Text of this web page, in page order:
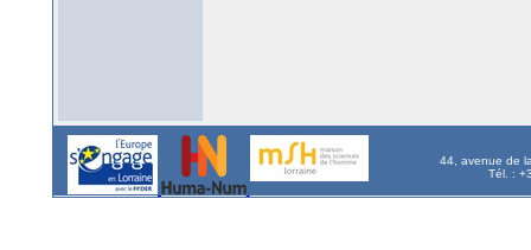
44, avenue de
Tél. :